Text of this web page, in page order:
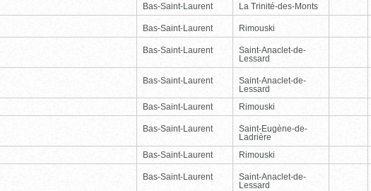
Bas-Saint-Laurent La Trinité-des-Monts
Bas-Saint-Laurent Rimouski
Bas-Saint-Laurent
Saint-Anaclet-de-
Lessard
Bas-Saint-Laurent
Saint-Anaclet-de-
Lessard
Bas-Saint-Laurent Rimouski
Bas-Saint-Laurent
Saint-Eugène-de-
Ladrière
Bas-Saint-Laurent Rimouski
Bas-Saint-Laurent
Saint-Anaclet-de-
Lessard